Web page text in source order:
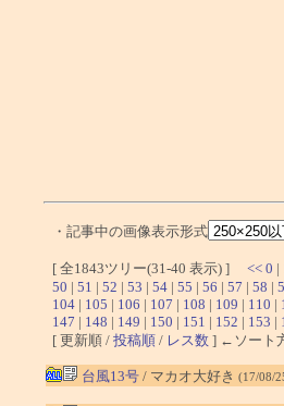
・記事中の画像表示形式
[ 全1843ツリー(31-40 表示) ] << 0 |
50 | 51 | 52 | 53 | 54 | 55 | 56 | 57 | 58 |
104 | 105 | 106 | 107 | 108 | 109 | 110 |
147 | 148 | 149 | 150 | 151 | 152 | 153 |
[ 更新順 / 投稿順 / レス数 ] ←ソート
台風13号/ マカオ大好き (17/08/